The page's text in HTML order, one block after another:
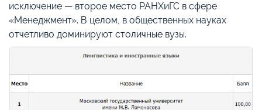
исключение — второе место РАНХиГС в сфере
«Менеджмент». В целом, в общественных науках
отчетливо доминируют столичные вузы.